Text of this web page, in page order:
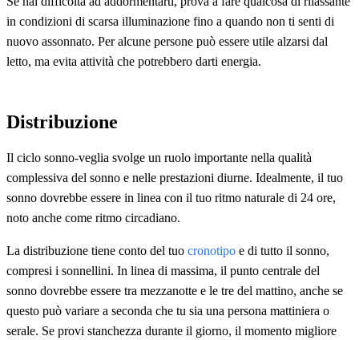
in condizioni di scarsa illuminazione fino a quando non ti senti di
nuovo assonnato. Per alcune persone può essere utile alzarsi dal
letto, ma evita attività che potrebbero darti energia.
Distribuzione
Il ciclo sonno-veglia svolge un ruolo importante nella qualità
complessiva del sonno e nelle prestazioni diurne. Idealmente, il tuo
sonno dovrebbe essere in linea con il tuo ritmo naturale di 24 ore,
noto anche come ritmo circadiano.
La distribuzione tiene conto del tuo cronotipo e di tutto il sonno,
compresi i sonnellini. In linea di massima, il punto centrale del
sonno dovrebbe essere tra mezzanotte e le tre del mattino, anche se
questo può variare a seconda che tu sia una persona mattiniera o
serale. Se provi stanchezza durante il giorno, il momento migliore